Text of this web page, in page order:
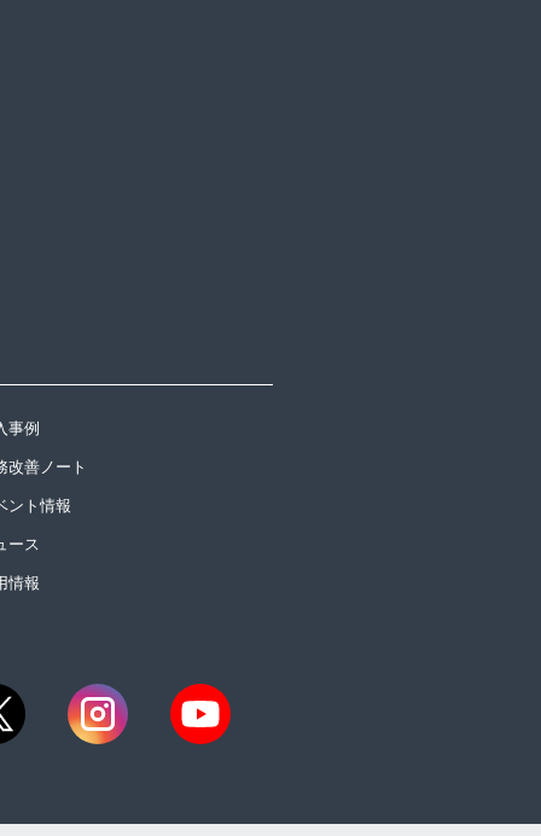
事例
改善ノート
ント情報
ース
情報